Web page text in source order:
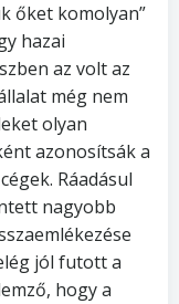
őket komolyan”
hazai
az volt az
még nem
olyan
azonosítsák a
Ráadásul
nagyobb
jól futott a
hogy a